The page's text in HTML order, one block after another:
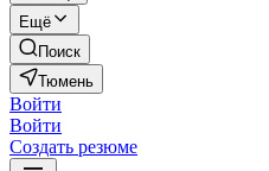
Ещё
Поиск
Тюмень
Войти
Войти
Создать резюме